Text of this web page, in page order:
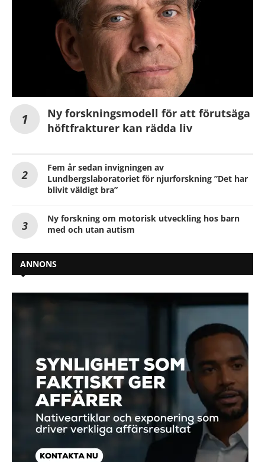
Ny forskningsmodell för att förutsäga
höftfrakturer kan rädda liv
Fem år sedan invigningen av
Lundbergslaboratoriet för njurforskning ”Det har
blivit väldigt bra”
Ny forskning om motorisk utveckling hos barn
med och utan autism
ANNONS